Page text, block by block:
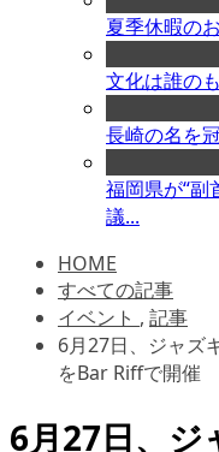
夏季休暇の
文化は誰の
長崎の名を
福岡県が“副
議...
HOME
すべての記事
イベント , 記事
6月27日、ジャズ
をBar Riffで開催
6月27日、ジ